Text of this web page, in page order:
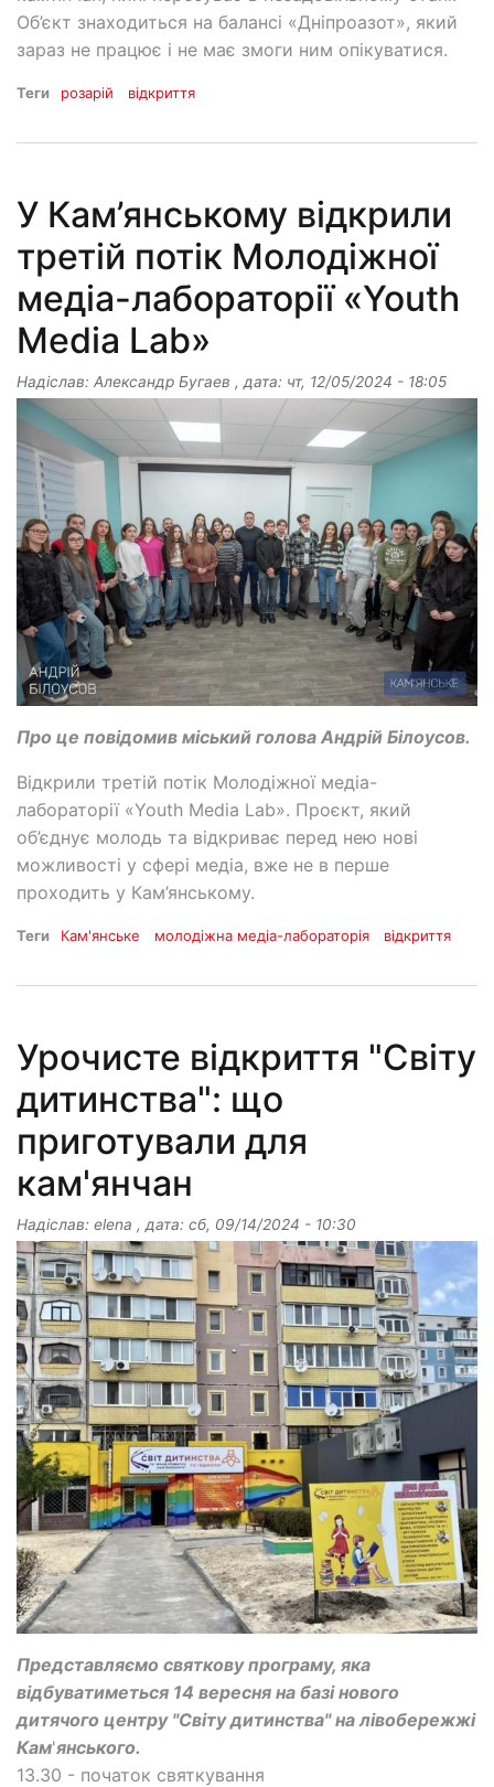
Об’єкт знаходиться на балансі «Дніпроазот», який
зараз не працює і не має змоги ним опікуватися.
Теги розарій відкриття
У Кам’янському відкрили
третій потік Молодіжної
медіа-лабораторії «Youth
Media Lab»
Надіслав: Александр Бугаев , дата: чт, 12/05/2024 - 18:05
Про це повідомив міський голова Андрій Білоусов.
Відкрили третій потік Молодіжної медіа-
лабораторії «Youth Media Lab». Проєкт, який
об’єднує молодь та відкриває перед нею нові
можливості у сфері медіа, вже не в перше
проходить у Кам’янському.
Теги Кам'янське молодіжна медіа-лабораторія відкриття
Урочисте відкриття "Світу
дитинства": що
приготували для
кам'янчан
Надіслав: elena , дата: сб, 09/14/2024 - 10:30
Представляємо святкову програму, яка
відбуватиметься 14 вересня на базі нового
дитячого центру "Світу дитинства" на лівобережжі
Кам'янського.
13.30 - початок святкування